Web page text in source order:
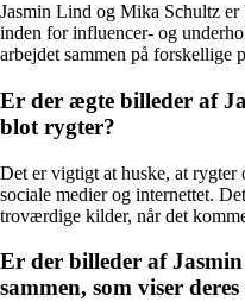
Jasmin Lind og Mika Schultz er
inden for influencer- og
arbejdet sammen på forskellige
Er der ægte billeder af
blot rygter?
Det er vigtigt at huske, at rygter
sociale medier og internettet.
troværdige kilder, når det
Er der billeder af
sammen, som viser